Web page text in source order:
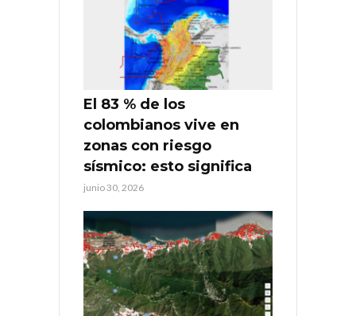
El 83 % de los
colombianos vive en
zonas con riesgo
sísmico: esto significa
junio 30, 2026